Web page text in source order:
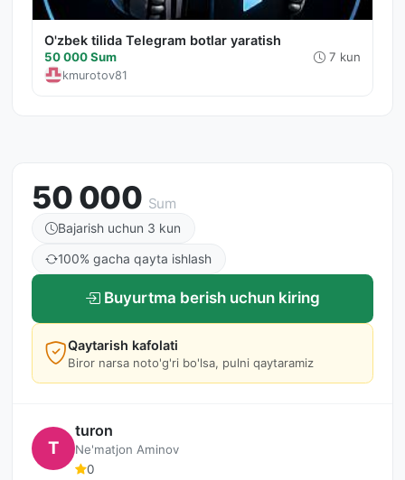
O'zbek tilida Telegram botlar yaratish
50 000 Sum 7 kun
kmurotov81
50 000 Sum
Bajarish uchun 3 kun
100% gacha qayta ishlash
Buyurtma berish uchun kiring
Qaytarish kafolati
Biror narsa noto'g'ri bo'lsa, pulni qaytaramiz
T
turon
Ne'matjon Aminov
0